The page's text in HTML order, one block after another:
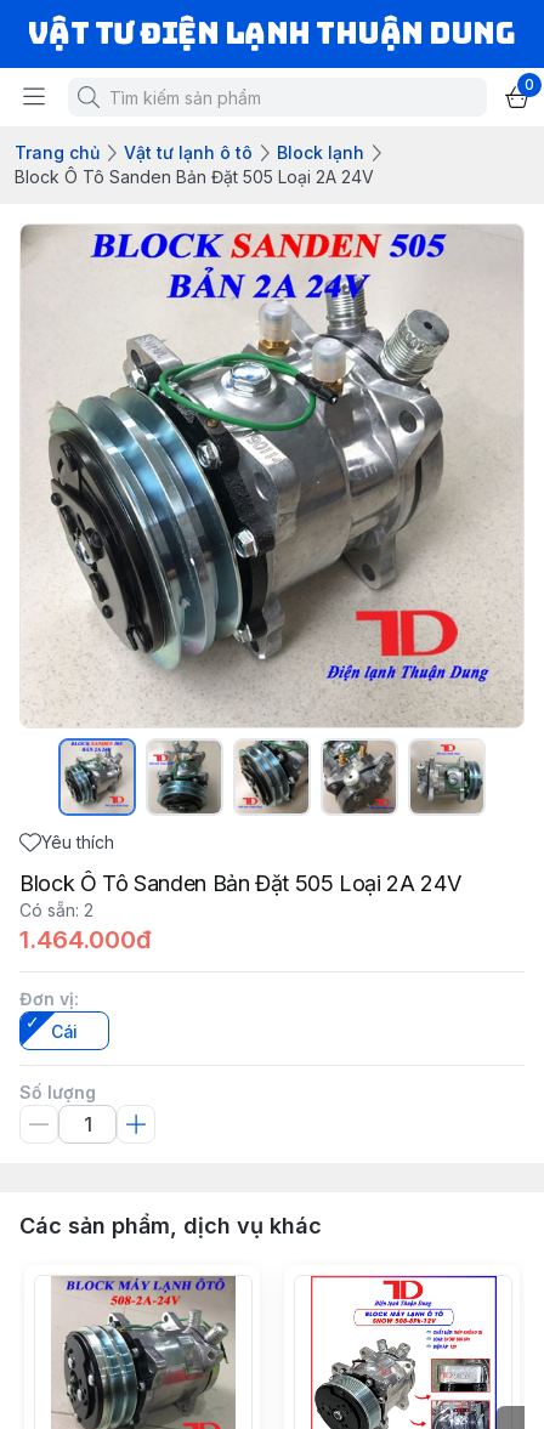
VẬT TƯ ĐIỆN LẠNH THUẬN DUNG
0
Trang chủ Vật tư lạnh ô tô
Block lạnh
Block Ô Tô Sanden Bản Đặt 505 Loại 2A 24V
Yêu thích
Block Ô Tô Sanden Bản Đặt 505 Loại 2A 24V
Có sẵn: 2
1.464.000đ
Đơn vị:
Cái
Số lượng
Các sản phẩm, dịch vụ khác